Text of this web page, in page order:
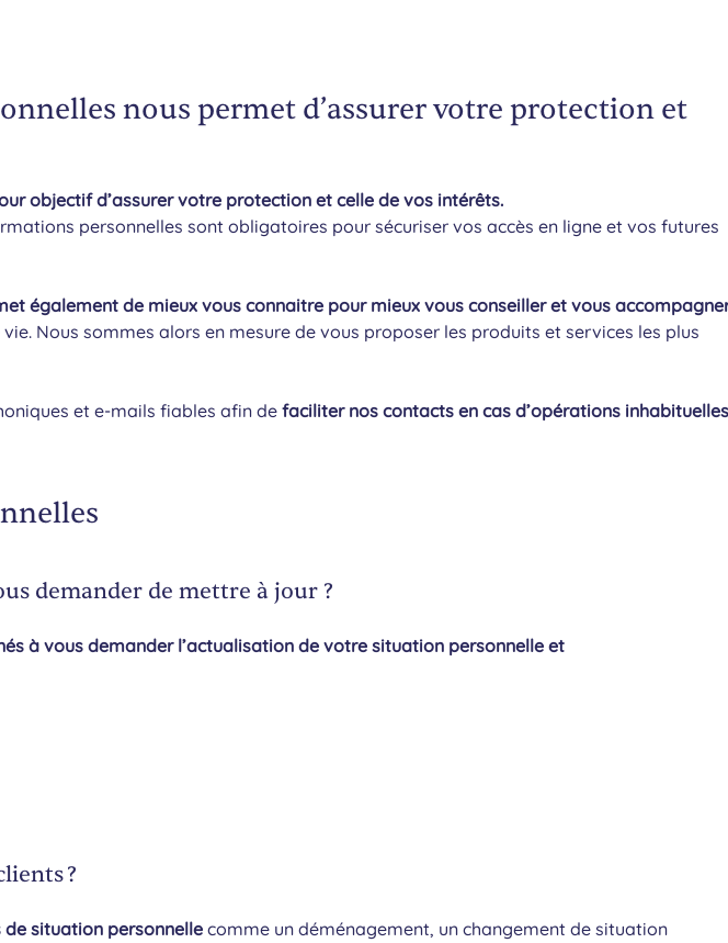
nous permet d’assurer votre protection et
objectif d’assurer votre protection et celle de vos intérêts.
personnelles sont obligatoires pour sécuriser vos accès en ligne et vos futures
également de mieux vous connaitre pour mieux vous conseiller et vous
Nous sommes alors en mesure de vous proposer les produits et services les plus
et e-mails fiables afin de faciliter nos contacts en cas d’opérations inhabituelles
demander de mettre à jour ?
à vous demander l’actualisation de votre situation personnelle et
?
situation personnellecomme un déménagement, un changement de situation